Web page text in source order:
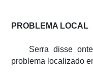
PROBLEMA LOCAL
Serra disse
problema localizado